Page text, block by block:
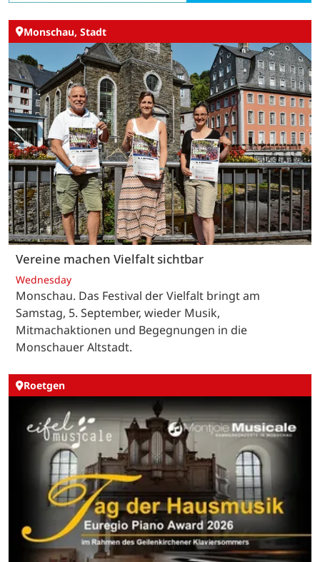
Monschau, Stadt
Vereine machen Vielfalt sichtbar
Wednesday
Monschau. Das Festival der Vielfalt bringt am
Samstag, 5. September, wieder Musik,
Mitmachaktionen und Begegnungen in die
Monschauer Altstadt.
Roetgen